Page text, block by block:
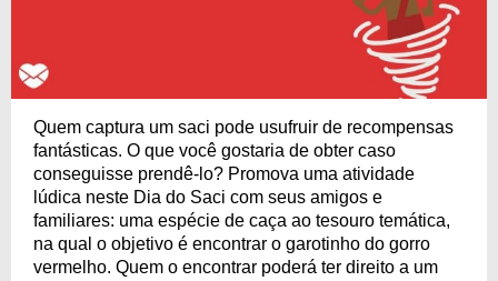
Quem captura um saci pode usufruir de recompensas
fantásticas. O que você gostaria de obter caso
conseguisse prendê-lo? Promova uma atividade
lúdica neste Dia do Saci com seus amigos e
familiares: uma espécie de caça ao tesouro temática,
na qual o objetivo é encontrar o garotinho do gorro
vermelho. Quem o encontrar poderá ter direito a um